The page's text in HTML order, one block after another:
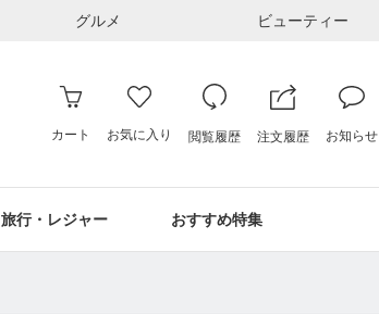
グルメ ビューティー
カート お気に入り 閲覧履歴 注文履歴 お知らせ
旅行・レジャー おすすめ特集